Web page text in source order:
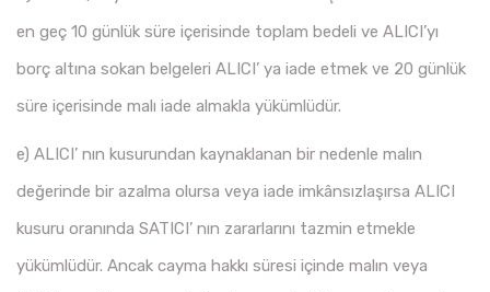
en geç 10 günlük süre içerisinde toplam bedeli ve ALICI’yı
borç altına sokan belgeleri ALICI’ ya iade etmek ve 20 günlük
süre içerisinde malı iade almakla yükümlüdür.
e) ALICI’ nın kusurundan kaynaklanan bir nedenle malın
değerinde bir azalma olursa veya iade imkânsızlaşırsa ALICI
kusuru oranında SATICI’ nın zararlarını tazmin etmekle
yükümlüdür. Ancak cayma hakkı süresi içinde malın veya